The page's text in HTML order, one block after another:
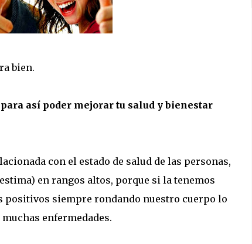
bien.
así poder mejorar tu salud y bienestar
con el estado de salud de las personas,
en rangos altos, porque si la tenemos
positivos siempre rondando nuestro cuerpo lo
enfermedades.